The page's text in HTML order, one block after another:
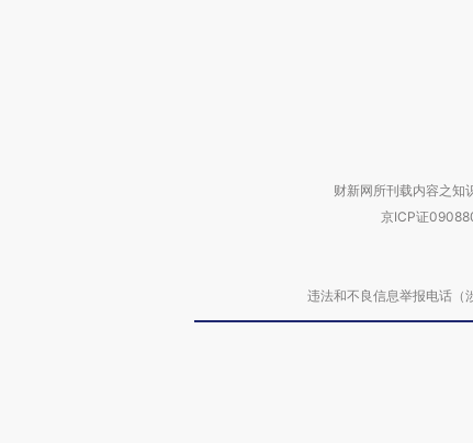
财新网所刊载内容之知
京ICP证
违法和不良信息举报电话